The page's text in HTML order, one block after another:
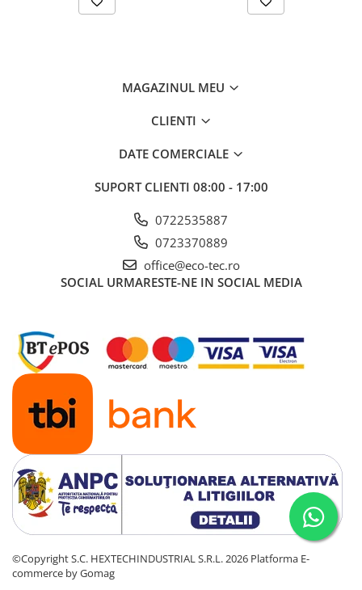
MAGAZINUL MEU
CLIENTI
DATE COMERCIALE
SUPORT CLIENTI 08:00 - 17:00
0722535887
0723370889
office@eco-tec.ro
SOCIAL URMARESTE-NE IN SOCIAL MEDIA
©Copyright S.C. HEXTECHINDUSTRIAL S.R.L. 2026 Platforma E-
commerce by Gomag